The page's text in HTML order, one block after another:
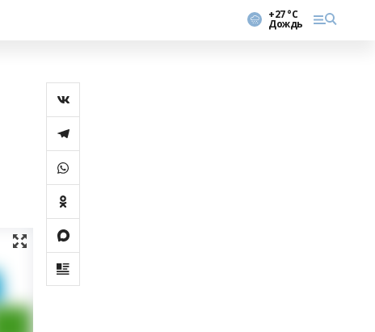
+27 °С
Дождь